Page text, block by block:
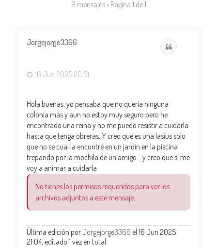
9 mensajes • Página 1 de1
Jorgejorge3366
16 Jun 2025 20:51
Hola buenas, yo pensaba que no quería ninguna
colonia más y aun no estoy muy seguro pero he
encontrado una reina y no me puedo resistir a cuidarla
hasta que tenga obreras. Y creo que es una lasius solo
que no se cual la encontré en un jardín en la piscina
trepando por la mochila de un amigo... y creo que si me
voy a animar a cuidarla
No tienes los permisos requeridos para ver los
archivos adjuntos a este mensaje.
Última edición por Jorgejorge3366 el 16 Jun 2025
21:04, editado 1 vez en total.